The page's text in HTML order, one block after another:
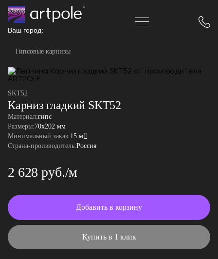
Ваш город:
Гипсовые карнизы
SKT52
Карниз гладкий SKT52
Материал:гипс
Размеры:70x202 мм
Минимальный заказ:15 м
Страна-производитель:Россия
2 628 руб./м
Добавить в корзину
Купить в 1 клик